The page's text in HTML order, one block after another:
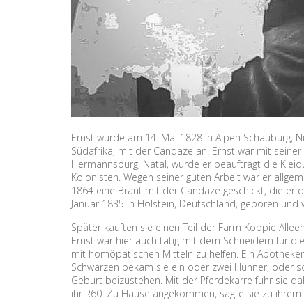
Ernst wurde am 14. Mai 1828 in Alpen Schauburg,
Südafrika, mit der Candaze an. Ernst war mit
Hermannsburg, Natal, wurde er beauftragt die
Kolonisten. Wegen seiner guten Arbeit war er
1864 eine Braut mit der Candaze geschickt, die er
Januar 1835 in Holstein, Deutschland, geboren
Später kauften sie einen Teil der Farm Koppie
Ernst war hier auch tätig mit dem Schneidern für
mit homöpatischen Mitteln zu helfen. Ein
Schwarzen bekam sie ein oder zwei Hühner, oder
Geburt beizustehen. Mit der Pferdekarre fuhr sie
ihr R60. Zu Hause angekommen, sagte sie zu